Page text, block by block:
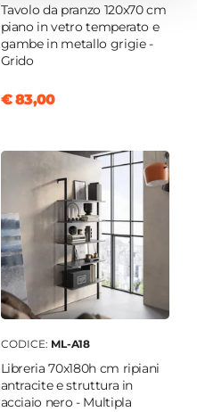
Tavolo da pranzo 120x70 cm
piano in vetro temperato e
gambe in metallo grigie -
Grido
€ 83,00
CODICE: ML-A18
Libreria 70x180h cm ripiani
antracite e struttura in
acciaio nero - Multipla